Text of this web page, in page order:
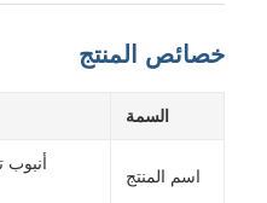
خصائص المنتج
السمة
اسم المنتج